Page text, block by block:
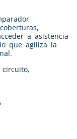
a asistencia
que agiliza la